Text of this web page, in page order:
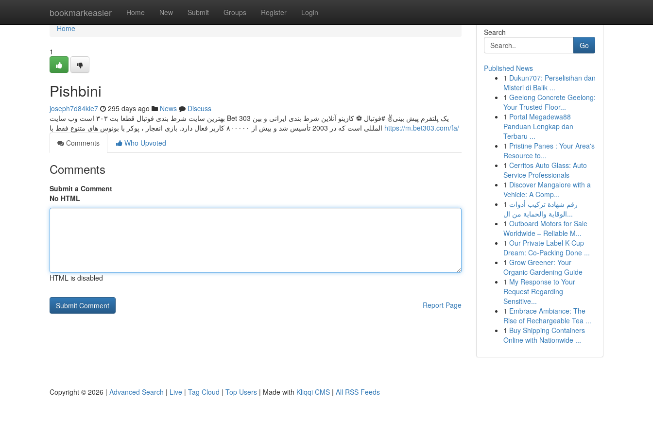
bookmarkeasier Home New Submit Groups Register Login
Home
Home
1
Pishbini
joseph7d84kie7 295 days ago News
Discuss
بهترین سایت شرط بندی فوتبال قطعا بت ۳۰۳ است وب سایت Bet 303 یک پلتفرم پیش بینی✌️ #فوتبال ⚽️ کازینو آنلاین شرط ‌بندی ایرانی و بین
https://m.bet303.com/fa/
Comments
Who Upvoted
Comments
Submit a Comment
No HTML
HTML is disabled
Report Page
Search
Go
Published News
1 Dukun707: Perselisihan dan
Misteri di Balik ...
1 Geelong Concrete Geelong:
Your Trusted Floor...
1 Portal Megadewa88
Panduan Lengkap dan
Terbaru ...
1 Pristine Panes : Your Area's
Resource to...
1 Cerritos Auto Glass: Auto
Service Professionals
1 Discover Mangalore with a
Vehicle: A Comp...
1 رقم شهادة تركيب أدوات
الوقاية والحماية من ال...
1 Outboard Motors for Sale
Worldwide – Reliable M...
1 Our Private Label K-Cup
Dream: Co-Packing Done ...
1 Grow Greener: Your
Organic Gardening Guide
1 My Response to Your
Request Regarding
Sensitive...
1 Embrace Ambiance: The
Rise of Rechargeable Tea ...
1 Buy Shipping Containers
Online with Nationwide ...
Copyright © 2026 | Advanced Search | Live | Tag Cloud | Top Users | Made with Kliqqi CMS | All RSS Feeds